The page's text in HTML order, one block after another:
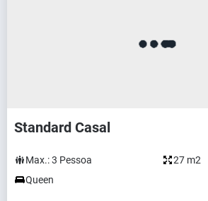
Standard Casal
Max.:3 Pessoa
27 m2
Queen